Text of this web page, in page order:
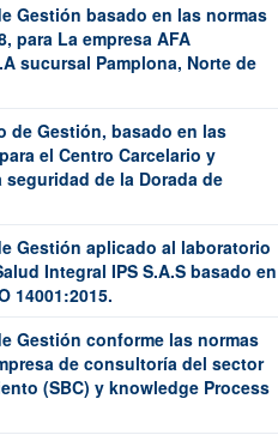
Gestión basado en las normas
para La empresa AFA
sucursal Pamplona, Norte de
de Gestión, basado en las
el Centro Carcelario y
de la Dorada de
Gestión aplicado al laboratorio
Integral IPS S.A.S basado en
14001:2015.
Gestión conforme las normas
de consultoría del sector
(SBC) y knowledge Process